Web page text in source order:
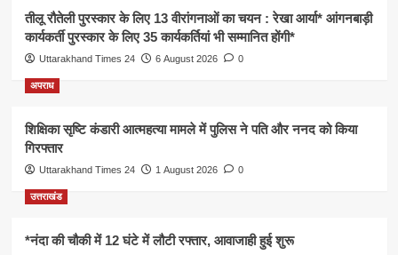
तीलू रौतेली पुरस्कार के लिए 13 वीरांगनाओं का चयन : रेखा आर्या* आंगनबाड़ी
कार्यकर्ती पुरस्कार के लिए 35 कार्यकर्तियां भी सम्मानित होंगी*
Uttarakhand Times 24 6 August 2026 0
अपराध
शिक्षिका सृष्टि कंडारी आत्महत्या मामले में पुलिस ने पति और ननद को किया
गिरफ्तार
Uttarakhand Times 24 1 August 2026 0
उत्तराखंड
*नंदा की चौकी में 12 घंटे में लौटी रफ्तार, आवाजाही हुई शुरू